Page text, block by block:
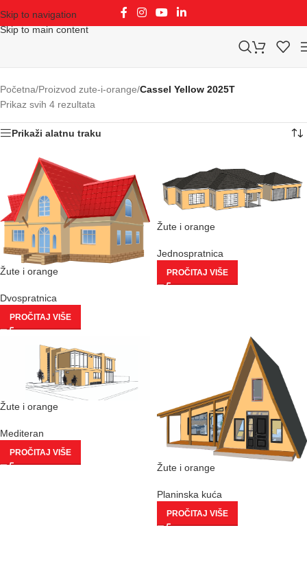
Skip to navigation
Skip to main content
Početna/Proizvod zute-i-orange/Cassel Yellow 2025T
Prikaz svih 4 rezultata
Prikaži alatnu traku
Žute i orange
Dvospratnica
PROČITAJ VIŠE
Žute i orange
Jednospratnica
PROČITAJ VIŠE
Žute i orange
Mediteran
PROČITAJ VIŠE
Žute i orange
Planinska kuća
PROČITAJ VIŠE